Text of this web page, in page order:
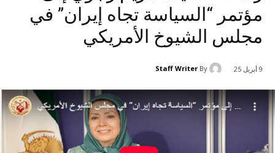
مؤتمر “السياسة تجاه إيران” في
مجلس الشيوخ الأمريكي
9 أبريل 25 By
Staff Writer